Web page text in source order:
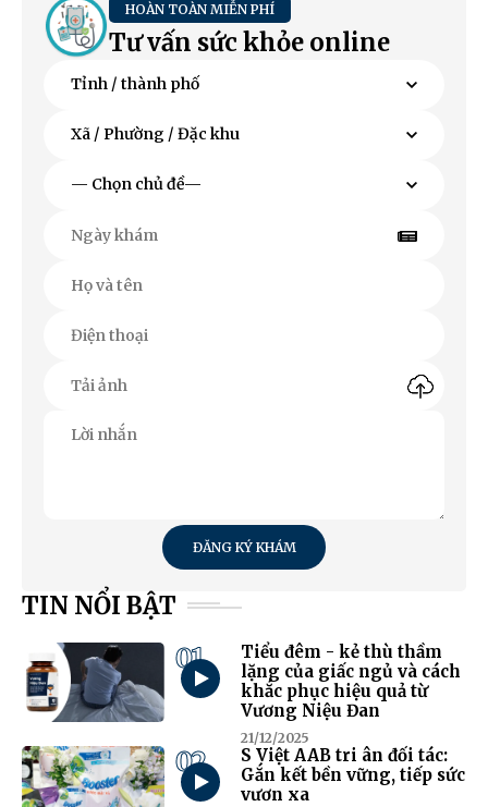
HOÀN TOÀN MIỄN PHÍ
Tư vấn sức khỏe online
ĐĂNG KÝ KHÁM
TIN NỔI BẬT
01
Tiểu đêm - kẻ thù thầm
lặng của giấc ngủ và cách
khắc phục hiệu quả từ
Vương Niệu Đan
21/12/2025
02
S Việt AAB tri ân đối tác:
Gắn kết bền vững, tiếp sức
vươn xa